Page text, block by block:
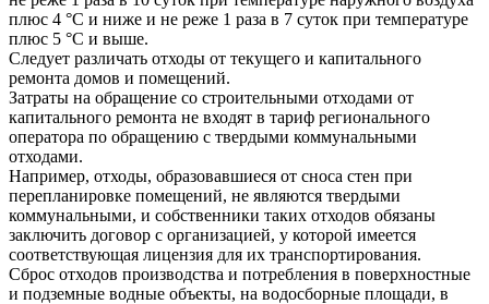
плюс 4 °C и ниже и не реже 1 раза в 7 суток при температуре
плюс 5 °C и выше.
Следует различать отходы от текущего и капитального
ремонта домов и помещений.
Затраты на обращение со строительными отходами от
капитального ремонта не входят в тариф регионального
оператора по обращению с твердыми коммунальными
отходами.
Например, отходы, образовавшиеся от сноса стен при
перепланировке помещений, не являются твердыми
коммунальными, и собственники таких отходов обязаны
заключить договор с организацией, у которой имеется
соответствующая лицензия для их транспортирования.
Сброс отходов производства и потребления в поверхностные
и подземные водные объекты, на водосборные площади, в